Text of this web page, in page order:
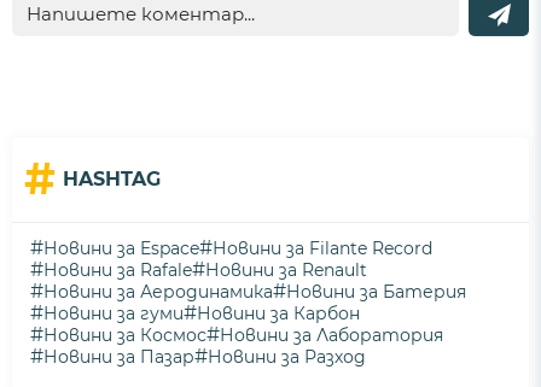
# HASHTAG
#Новини за Espace#Новини за Filante Record
#Новини за Rafale#Новини за Renault
#Новини за Аеродинамика#Новини за Батерия
#Новини за гуми#Новини за Карбон
#Новини за Космос#Новини за Лаборатория
#Новини за Пазар#Новини за Разход